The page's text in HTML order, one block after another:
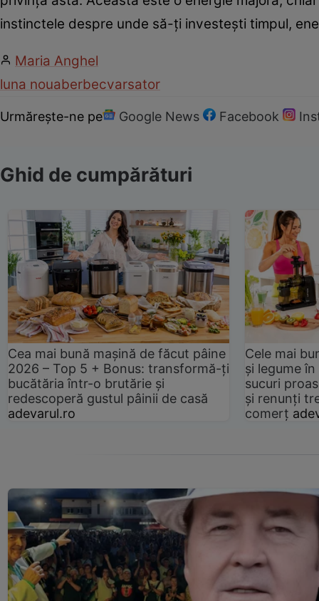
instinctele despre unde să-ți investești timpul,
Maria Anghel
luna nouaberbecvarsator
Urmărește-ne pe Google News Facebook
Ghid de cumpărături
Cea mai bună mașină de făcut pâine
2026 – Top 5 + Bonus: transformă-ți
bucătăria într-o brutărie și
redescoperă gustul pâinii de casă
adevarul.ro
Cele mai
și legume
sucuri
și renunți
comerț